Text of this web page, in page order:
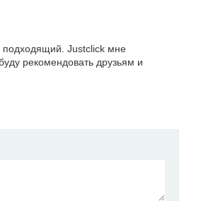
подходящий. Justclick мне
рекомендовать друзьям и